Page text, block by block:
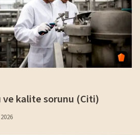
ve kalite sorunu (Citi)